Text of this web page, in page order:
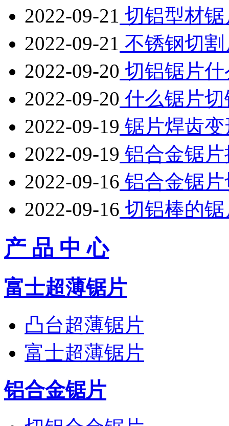
2022-09-21 切铝型材
2022-09-21 不锈钢切
2022-09-20 切铝锯片
2022-09-20 什么锯片
2022-09-19 锯片焊齿
2022-09-19 铝合金锯
2022-09-16 铝合金锯
2022-09-16 切铝棒的
产 品 中 心
富士超薄锯片
凸台超薄锯片
富士超薄锯片
铝合金锯片